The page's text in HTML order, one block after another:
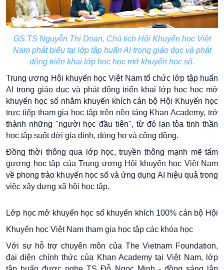
GS.TS Nguyễn Thị Doan, Chủ tịch Hội Khuyến học Việt
Nam phát biểu tại lớp tập huấn AI trong giáo dục và phát
động triển khai lớp học học mở khuyến học số.
Trung ương Hội khuyến học Việt Nam tổ chức lớp tập huấn
AI trong giáo dục và phát động triển khai lớp học học mở
khuyến học số nhằm khuyến khích cán bộ Hội Khuyến học
trực tiếp tham gia học tập trên nền tảng Khan Academy, trở
thành những "người học đầu tiên", từ đó lan tỏa tinh thần
học tập suốt đời gia đình, dòng họ và cộng đồng.
Đồng thời thông qua lớp học, truyền thông mạnh mẽ tấm
gương học tập của Trung ương Hội khuyến học Việt Nam
về phong trào khuyến học số và ứng dụng AI hiệu quả trong
việc xây dựng xã hội học tập.
Lớp học mở khuyến học số khuyến khích 100% cán bộ Hội
Khuyến học Việt Nam tham gia học tập các khóa học
Với sự hỗ trợ chuyên môn của The Vietnam Foundation,
đại diện chính thức của Khan Academy tại Việt Nam, lớp